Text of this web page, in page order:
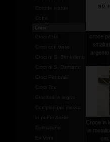
Corone statue
Cotte
Croci
Croci Astili
Croci con base
Croci di S. Benedetto
Croci di S. Damiano
Croci Pettorali
Croci Tau
Crocifissi in legno
Completi per messa
in punto Assisi
Dalmatiche
Ex Voto
croce
argento
Croce in
in